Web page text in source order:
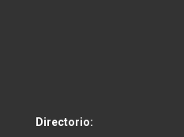
Directorio: